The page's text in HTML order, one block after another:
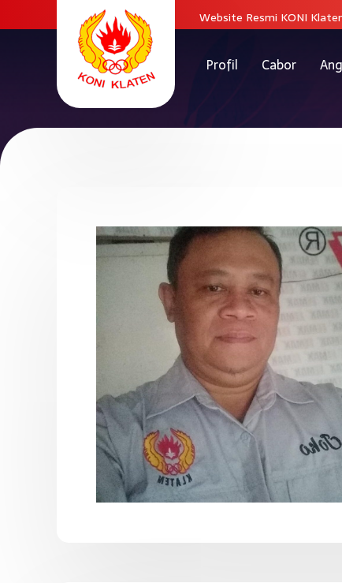
Website Resmi KONI
Profil Cabor